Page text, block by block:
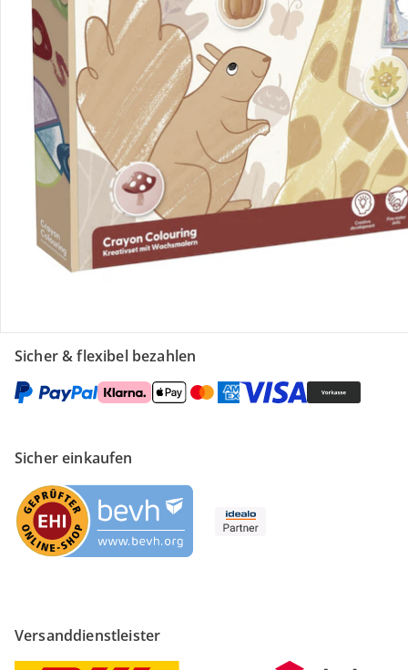
Gutscheine & Aktionen
Kontakt & Service
Filialen & Beratung
Unternehmen
Sicher & flexibel bezahlen
Sicher einkaufen
Versanddienstleister